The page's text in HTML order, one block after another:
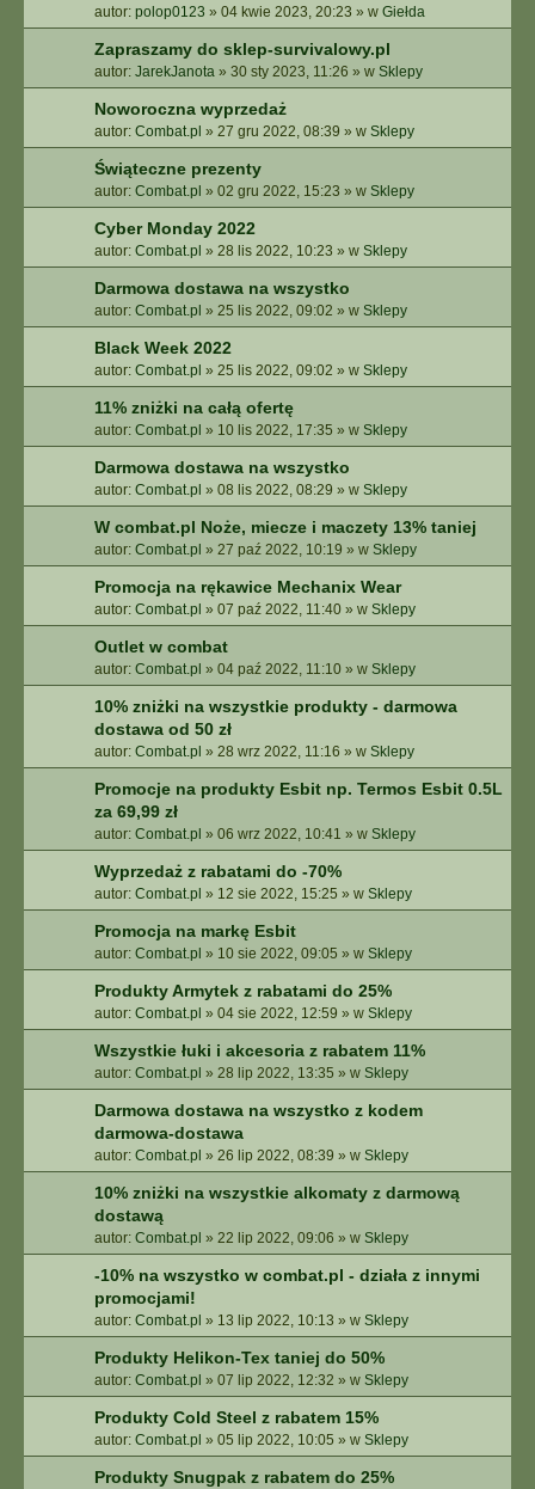
autor: polop0123 » 04 kwie 2023, 20:23 » w Giełda
Zapraszamy do sklep-survivalowy.pl
autor: JarekJanota » 30 sty 2023, 11:26 » w Sklepy
Noworoczna wyprzedaż
autor: Combat.pl » 27 gru 2022, 08:39 » w Sklepy
Świąteczne prezenty
autor: Combat.pl » 02 gru 2022, 15:23 » w Sklepy
Cyber Monday 2022
autor: Combat.pl » 28 lis 2022, 10:23 » w Sklepy
Darmowa dostawa na wszystko
autor: Combat.pl » 25 lis 2022, 09:02 » w Sklepy
Black Week 2022
autor: Combat.pl » 25 lis 2022, 09:02 » w Sklepy
11% zniżki na całą ofertę
autor: Combat.pl » 10 lis 2022, 17:35 » w Sklepy
Darmowa dostawa na wszystko
autor: Combat.pl » 08 lis 2022, 08:29 » w Sklepy
W combat.pl Noże, miecze i maczety 13% taniej
autor: Combat.pl » 27 paź 2022, 10:19 » w Sklepy
Promocja na rękawice Mechanix Wear
autor: Combat.pl » 07 paź 2022, 11:40 » w Sklepy
Outlet w combat
autor: Combat.pl » 04 paź 2022, 11:10 » w Sklepy
10% zniżki na wszystkie produkty - darmowa
dostawa od 50 zł
autor: Combat.pl » 28 wrz 2022, 11:16 » w Sklepy
Promocje na produkty Esbit np. Termos Esbit 0.5L
za 69,99 zł
autor: Combat.pl » 06 wrz 2022, 10:41 » w Sklepy
Wyprzedaż z rabatami do -70%
autor: Combat.pl » 12 sie 2022, 15:25 » w Sklepy
Promocja na markę Esbit
autor: Combat.pl » 10 sie 2022, 09:05 » w Sklepy
Produkty Armytek z rabatami do 25%
autor: Combat.pl » 04 sie 2022, 12:59 » w Sklepy
Wszystkie łuki i akcesoria z rabatem 11%
autor: Combat.pl » 28 lip 2022, 13:35 » w Sklepy
Darmowa dostawa na wszystko z kodem
darmowa-dostawa
autor: Combat.pl » 26 lip 2022, 08:39 » w Sklepy
10% zniżki na wszystkie alkomaty z darmową
dostawą
autor: Combat.pl » 22 lip 2022, 09:06 » w Sklepy
-10% na wszystko w combat.pl - działa z innymi
promocjami!
autor: Combat.pl » 13 lip 2022, 10:13 » w Sklepy
Produkty Helikon-Tex taniej do 50%
autor: Combat.pl » 07 lip 2022, 12:32 » w Sklepy
Produkty Cold Steel z rabatem 15%
autor: Combat.pl » 05 lip 2022, 10:05 » w Sklepy
Produkty Snugpak z rabatem do 25%